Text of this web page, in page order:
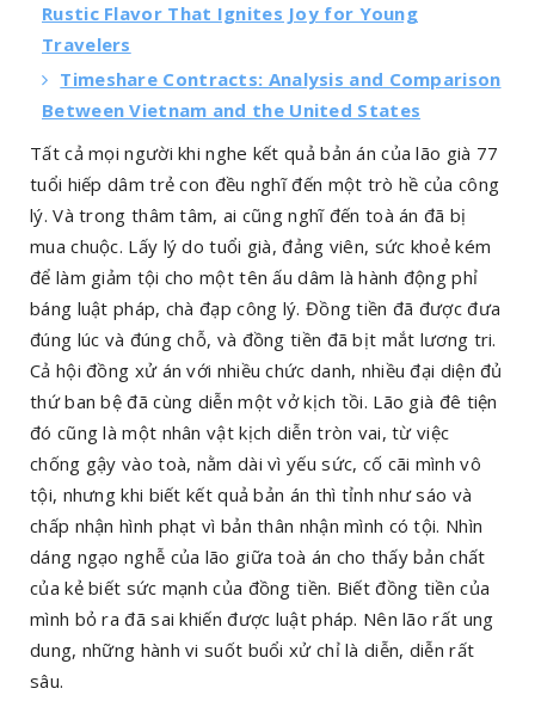
Rustic Flavor That Ignites Joy for Young
Travelers
Timeshare Contracts: Analysis and Comparison
Between Vietnam and the United States
Tất cả mọi người khi nghe kết quả bản án của lão già 77
tuổi hiếp dâm trẻ con đều nghĩ đến một trò hề của công
lý. Và trong thâm tâm, ai cũng nghĩ đến toà án đã bị
mua chuộc. Lấy lý do tuổi già, đảng viên, sức khoẻ kém
để làm giảm tội cho một tên ấu dâm là hành động phỉ
báng luật pháp, chà đạp công lý. Đồng tiền đã được đưa
đúng lúc và đúng chỗ, và đồng tiền đã bịt mắt lương tri.
Cả hội đồng xử án với nhiều chức danh, nhiều đại diện đủ
thứ ban bệ đã cùng diễn một vở kịch tồi. Lão già đê tiện
đó cũng là một nhân vật kịch diễn tròn vai, từ việc
chống gậy vào toà, nằm dài vì yếu sức, cố cãi mình vô
tội, nhưng khi biết kết quả bản án thì tỉnh như sáo và
chấp nhận hình phạt vì bản thân nhận mình có tội. Nhìn
dáng ngạo nghễ của lão giữa toà án cho thấy bản chất
của kẻ biết sức mạnh của đồng tiền. Biết đồng tiền của
mình bỏ ra đã sai khiến được luật pháp. Nên lão rất ung
dung, những hành vi suốt buổi xử chỉ là diễn, diễn rất
sâu.